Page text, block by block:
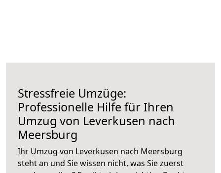
Stressfreie Umzüge:
Professionelle Hilfe für Ihren
Umzug von Leverkusen nach
Meersburg
Ihr Umzug von Leverkusen nach Meersburg
steht an und Sie wissen nicht, was Sie zuerst